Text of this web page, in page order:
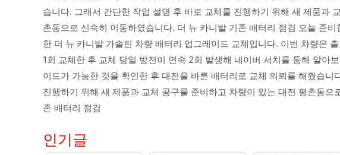
습니다. 그래서 간단한 작업 설명 후 바로 교체를 진행하기 위해 새 제품과
촌동으로 신속히 이동하였습니다. 더 뉴 카니발 기존 배터리 점검 오늘 준
한 더 뉴 카니발 가솔린 차량 배터리 업그레이드 교체입니다. 이번 차량은
1회 교체한 후 교체 당일 방전이 연속 2회 발생해 네이버 서치를 통해 알아
이드가 가능한 것을 확인한 후 대전을 바른 배터리로 교체 의뢰를 해줬습니
진행하기 위해 새 제품과 교체 공구를 준비하고 차량이 있는 대전 평촌동으
존 배터리 점검
인기글